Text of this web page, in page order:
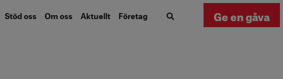
Stöd oss Om oss Aktuellt Företag Ge en gåva